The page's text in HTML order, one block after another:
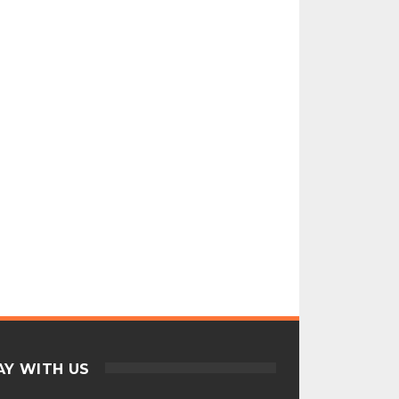
WITH US